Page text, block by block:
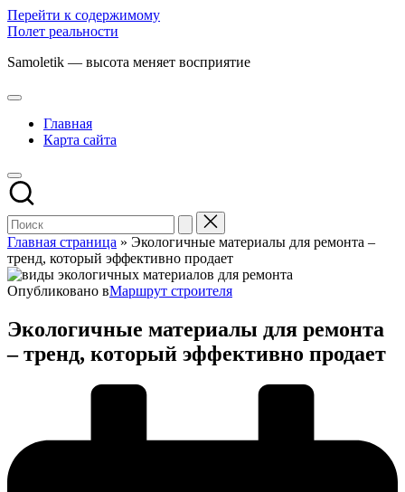
Перейти к содержимому
Полет реальности
Samoletik — высота меняет восприятие
Главная
Карта сайта
Главная страница » Экологичные материалы для ремонта –
тренд, который эффективно продает
Опубликовано вМаршрут строителя
Экологичные материалы для ремонта
– тренд, который эффективно продает